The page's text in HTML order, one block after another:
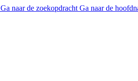
Ga naar de zoekopdracht Ga naar de